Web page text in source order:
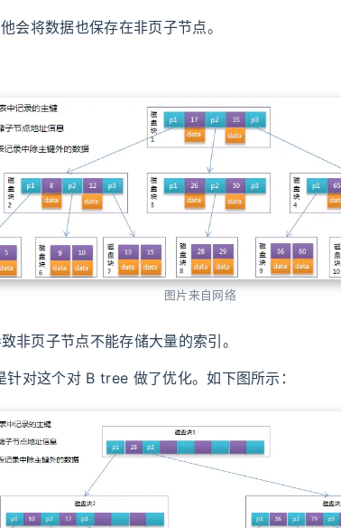
会将数据也保存在非页子节点。
图片来自网络
非页子节点不能存储大量的索引。
对这个对 B tree 做了优化。如下图所示：